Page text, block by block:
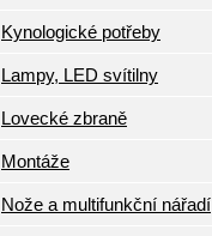
Kynologické potřeby
Lampy, LED svítilny
Lovecké zbraně
Montáže
Nože a multifunkční nářadí